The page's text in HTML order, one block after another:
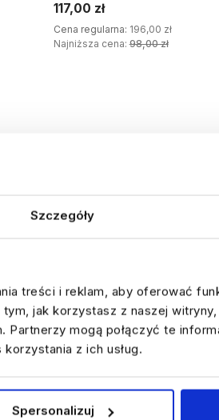
Szczegóły
treści i reklam, aby oferować
jak korzystasz z naszej
mogą połączyć te
z ich usług.
Spersonalizuj
117,00 zł
Cena regularna: 196,00 zł
Najniższa cena:98,00 zł
40% WYPRZEDAŻ
Zestaw obrazów do salonu -